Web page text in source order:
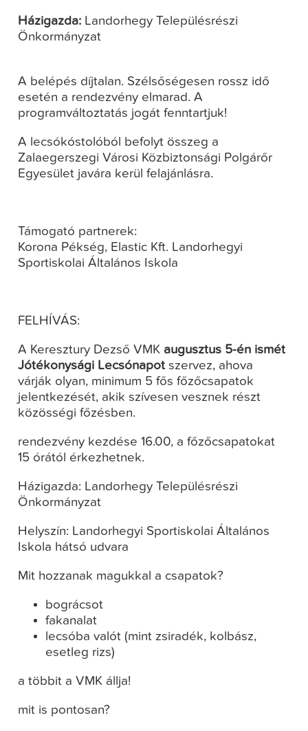
Házigazda: Landorhegy Településrészi
Önkormányzat
A belépés díjtalan. Szélsőségesen rossz idő
esetén a rendezvény elmarad. A
programváltoztatás jogát fenntartjuk!
A lecsókóstolóból befolyt összeg a
Zalaegerszegi Városi Közbiztonsági Polgárőr
Egyesület javára kerül felajánlásra.
Támogató partnerek:
Korona Pékség, Elastic Kft. Landorhegyi
Sportiskolai Általános Iskola
FELHÍVÁS:
A Keresztury Dezső VMK augusztus 5-én ismét
Jótékonysági Lecsónapot szervez, ahova
várják olyan, minimum 5 fős főzőcsapatok
jelentkezését, akik szívesen vesznek részt
közösségi főzésben.
rendezvény kezdése 16.00, a főzőcsapatokat
15 órától érkezhetnek.
Házigazda: Landorhegy Településrészi
Önkormányzat
Helyszín: Landorhegyi Sportiskolai Általános
Iskola hátsó udvara
Mit hozzanak magukkal a csapatok?
bográcsot
fakanalat
lecsóba valót (mint zsiradék, kolbász,
esetleg rizs)
a többit a VMK állja!
mit is pontosan?